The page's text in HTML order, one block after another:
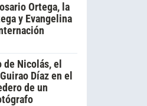
Ortega, la
y Evangelina
Nicolás, el
Díaz en el
de un